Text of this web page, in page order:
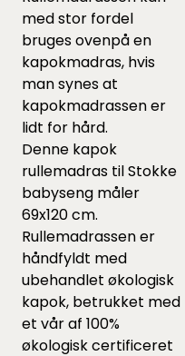
med stor fordel
bruges ovenpå en
kapokmadras, hvis
man synes at
kapokmadrassen er
lidt for hård.
Denne kapok
rullemadras til Stokke
babyseng måler
69x120 cm.
Rullemadrassen er
håndfyldt med
ubehandlet økologisk
kapok, betrukket med
et vår af 100%
økologisk certificeret